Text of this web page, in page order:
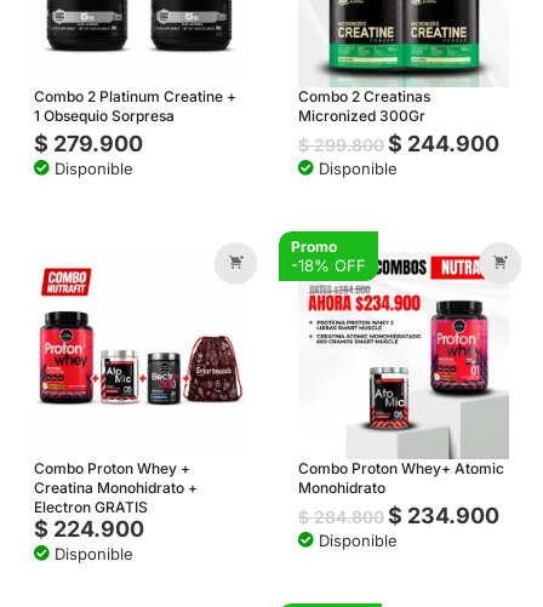
Combo 2 Platinum Creatine +
1 Obsequio Sorpresa
$ 279.900
Disponible
Combo 2 Creatinas
Micronized 300Gr
$299.800$ 244.900
Disponible
Combo Proton Whey +
Creatina Monohidrato +
Electron GRATIS
$ 224.900
Disponible
Combo Proton Whey+ Atomic
Monohidrato
$284.800$ 234.900
Disponible
Promo
-18% OFF